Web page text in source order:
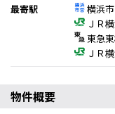
最寄駅
横浜
ＪＲ
東急
ＪＲ
物件概要